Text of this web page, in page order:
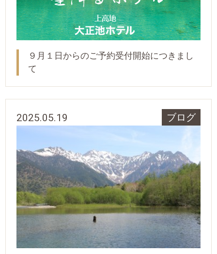
９月１日からのご予約受付開始につきまし
て
2025.05.19 ブログ